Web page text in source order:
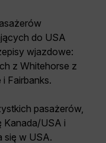
do USA
wjazdowe:
z Whitehorse z
Fairbanks.
pasażerów,
Kanada/USA i
się w USA.